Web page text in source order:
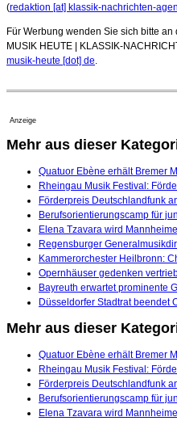
(redaktion [at] klassik-nachrichten-
Für Werbung wenden Sie sich bitte an
MUSIK HEUTE | KLASSIK-
musik-heute [dot] de
Anzeige
Mehr aus dieser
Quatuor Ebène erhält Bremer
Rheingau Musik Festival:
Förderpreis Deutschlandfunk
Berufsorientierungscamp für
Elena Tzavara wird
Regensburger
Kammerorchester Heilbronn:
Opernhäuser gedenken
Bayreuth erwartet prominente
Düsseldorfer Stadtrat beendet
Mehr aus dieser
Quatuor Ebène erhält Bremer
Rheingau Musik Festival:
Förderpreis Deutschlandfunk
Berufsorientierungscamp für
Elena Tzavara wird